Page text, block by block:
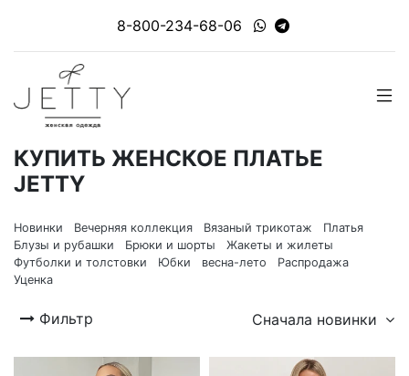
8-800-234-68-06
КУПИТЬ ЖЕНСКОЕ ПЛАТЬЕ
JETTY
Новинки Вечерняя коллекция Вязаный трикотаж
Платья
Блузы и рубашки
Брюки и шорты
Жакеты и жилеты
Футболки и толстовки
Юбки весна-лето
Распродажа
Уценка
Фильтр Сначала новинки